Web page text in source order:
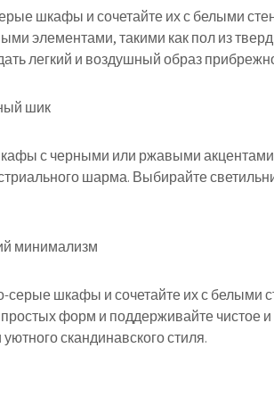
шкафы и сочетайте их с белыми
элементами, такими как пол из
легкий и воздушный образ
шик
с черными или ржавыми
шарма. Выбирайте
минимализм
серые шкафы и сочетайте их с белыми
форм и поддерживайте чистое
скандинавского стиля.